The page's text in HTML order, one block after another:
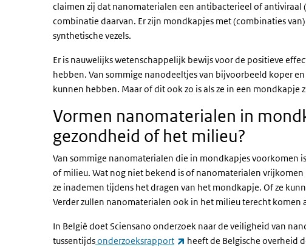
claimen zij dat nanomaterialen een antibacterieel of
combinatie daarvan. Er zijn mondkapjes met (combinaties
synthetische vezels.
Er is nauwelijks wetenschappelijk bewijs voor de positieve
hebben. Van sommige nanodeeltjes van bijvoorbeeld koper
kunnen hebben. Maar of dit ook zo is als ze in een mondkapje
Vormen nanomaterialen in
gezondheid of het milieu?
Van sommige nanomaterialen die in mondkapjes voorkomen
of milieu. Wat nog niet bekend is of nanomaterialen
ze inademen tijdens het dragen van het mondkapje. Of ze
Verder zullen nanomaterialen ook in het milieu terecht komen
In België doet Sciensano onderzoek naar de veiligheid van
tussentijdsonderzoeksrapport (externe link)
heeft de Belgische overheid